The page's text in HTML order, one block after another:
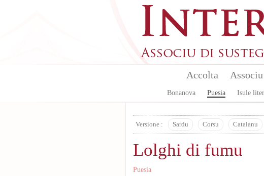
Accolta Associu
Bonanova Puesia Isule
Versione : Sardu Corsu Catalanu
Lolghi di fumu
Puesia